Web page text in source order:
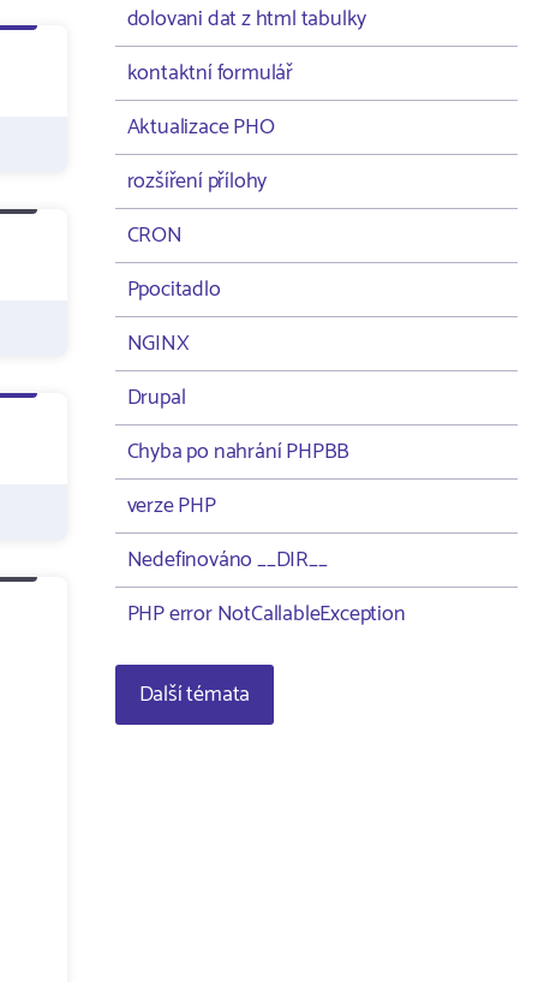
dolovani dat z html tabulky
kontaktní formulář
Aktualizace PHO
rozšíření přílohy
CRON
Ppocitadlo
NGINX
Drupal
Chyba po nahrání PHPBB
verze PHP
Nedefinováno __DIR__
PHP error NotCallableException
Další témata